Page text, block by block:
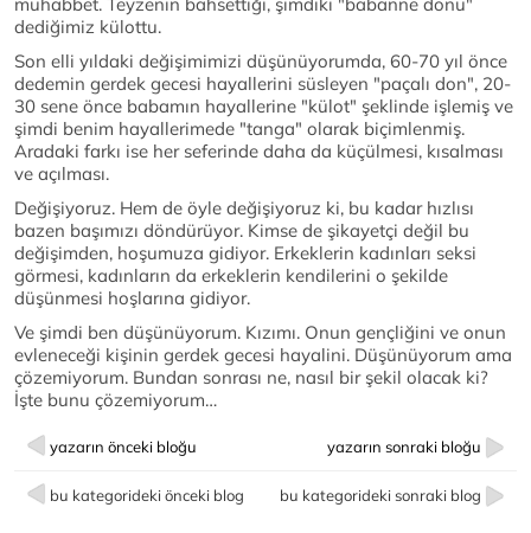
dediğimiz külottu.
Son elli yıldaki değişimimizi düşünüyorumda, 60-70 yıl önce
dedemin gerdek gecesi hayallerini süsleyen "paçalı don", 20-
30 sene önce babamın hayallerine "külot" şeklinde işlemiş ve
şimdi benim hayallerimede "tanga" olarak biçimlenmiş.
Aradaki farkı ise her seferinde daha da küçülmesi, kısalması
ve açılması.
Değişiyoruz. Hem de öyle değişiyoruz ki, bu kadar hızlısı
bazen başımızı döndürüyor. Kimse de şikayetçi değil bu
değişimden, hoşumuza gidiyor. Erkeklerin kadınları seksi
görmesi, kadınların da erkeklerin kendilerini o şekilde
düşünmesi hoşlarına gidiyor.
Ve şimdi ben düşünüyorum. Kızımı. Onun gençliğini ve onun
evleneceği kişinin gerdek gecesi hayalini. Düşünüyorum ama
çözemiyorum. Bundan sonrası ne, nasıl bir şekil olacak ki?
İşte bunu çözemiyorum…
yazarın önceki bloğu yazarın sonraki bloğu
bu kategorideki önceki blog bu kategorideki sonraki blog